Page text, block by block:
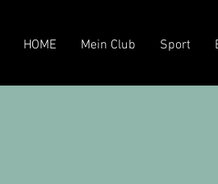
HOME Mein Club Sport